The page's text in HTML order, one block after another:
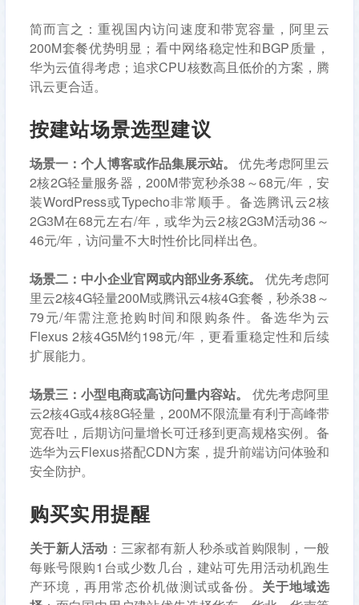
简而言之：重视国内访问速度和带宽容量，阿里云
200M套餐优势明显；看中网络稳定性和BGP质量，
华为云值得考虑；追求CPU核数高且低价的方案，腾
讯云更合适。
按建站场景选型建议
场景一：个人博客或作品集展示站。
优先考虑阿里云
2核2G轻量服务器，200M带宽秒杀38～68元/年，安
装WordPress或Typecho非常顺手。备选腾讯云2核
2G3M在68元左右/年，或华为云2核2G3M活动36～
46元/年，访问量不大时性价比同样出色。
场景二：中小企业官网或内部业务系统。
优先考虑阿
里云2核4G轻量200M或腾讯云4核4G套餐，秒杀38～
79元/年需注意抢购时间和限购条件。备选华为云
Flexus 2核4G5M约198元/年，更看重稳定性和后续
扩展能力。
场景三：小型电商或高访问量内容站。
优先考虑阿里
云2核4G或4核8G轻量，200M不限流量有利于高峰带
宽吞吐，后期访问量增长可迁移到更高规格实例。备
选华为云Flexus搭配CDN方案，提升前端访问体验和
安全防护。
购买实用提醒
关于新人活动 ：三家都有新人秒杀或首购限制，一般
每账号限购1台或少数几台，建站可先用活动机跑生
产环境，再用常态价机做测试或备份。 关于地域选